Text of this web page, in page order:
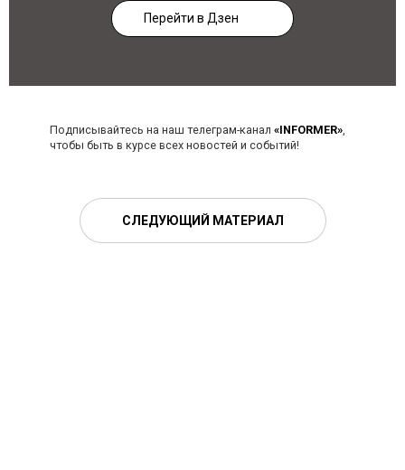
Перейти в Дзен
Подписывайтесь на наш телеграм-канал «INFORMER»,
чтобы быть в курсе всех новостей и событий!
СЛЕДУЮЩИЙ МАТЕРИАЛ